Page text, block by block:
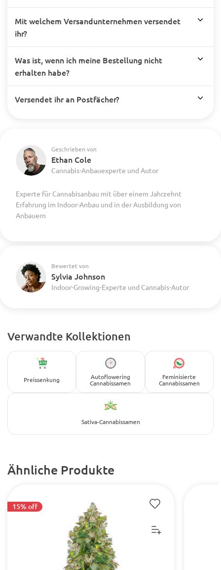
Mit welchem Versandunternehmen versendet
ihr?
Was ist, wenn ich meine Bestellung nicht
erhalten habe?
Versendet ihr an Postfächer?
Geschrieben von
Ethan Cole
Cannabis-Anbauexperte und Autor
Experte für Cannabisanbau mit über einem Jahrzehnt
Erfahrung im Indoor-Anbau und in der Ausbildung von
Anbauern
Bewertet von
Sylvia Johnson
Indoor-Growing-Experte und Cannabis-Autor
Verwandte Kollektionen
Preissenkung
Autoflowering
Cannabissamen
Feminisierte
Cannabissamen
Sativa-Cannabissamen
Ähnliche Produkte
15% off